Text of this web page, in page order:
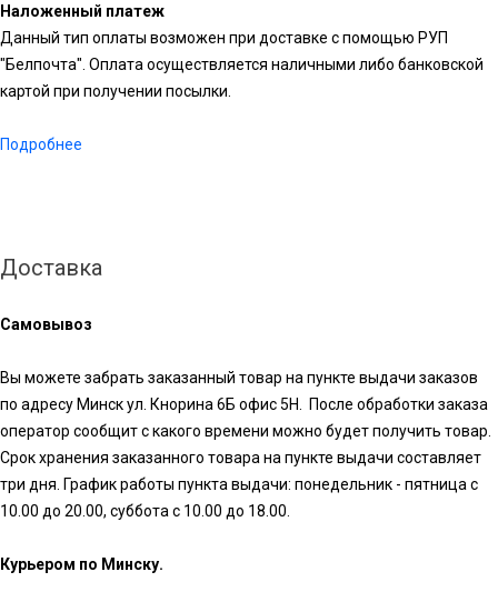
Наложенный платеж
Данный тип оплаты возможен при доставке с помощью РУП
"Белпочта". Оплата осуществляется наличными либо банковской
картой при получении посылки.
Подробнее
Доставка
Самовывоз
Вы можете забрать заказанный товар на пункте выдачи заказов
по адресу Минск ул. Кнорина 6Б офис 5Н. После обработки заказа
оператор сообщит с какого времени можно будет получить товар.
Срок хранения заказанного товара на пункте выдачи составляет
три дня. График работы пункта выдачи: понедельник - пятница с
10.00 до 20.00, суббота с 10.00 до 18.00.
Курьером по Минску.